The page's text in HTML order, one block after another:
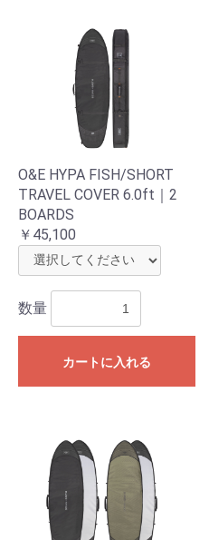
O&E HYPA FISH/SHORT
TRAVEL COVER 6.0ft｜2
BOARDS
￥45,100
数量
カートに入れる